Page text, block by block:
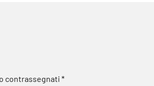
contrassegnati *